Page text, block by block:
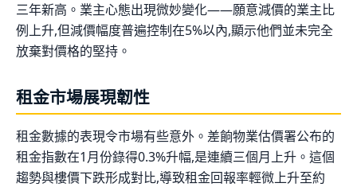
三年新高。業主心態出現微妙變化——願意減價的業主比
例上升,但減價幅度普遍控制在5%以內,顯示他們並未完全
放棄對價格的堅持。
租金市場展現韌性
租金數據的表現令市場有些意外。差餉物業估價署公布的
租金指數在1月份錄得0.3%升幅,是連續三個月上升。這個
趨勢與樓價下跌形成對比,導致租金回報率輕微上升至約